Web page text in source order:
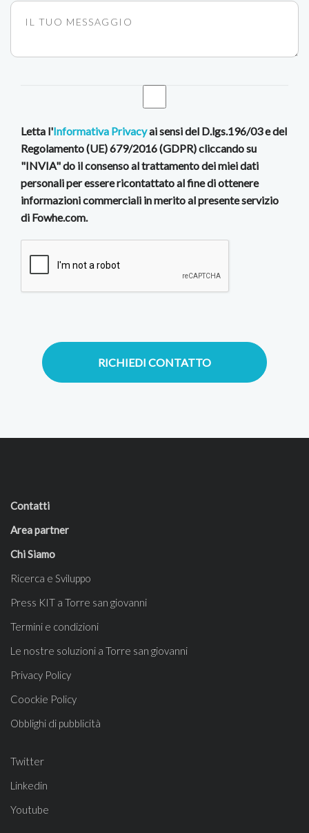
Letta l'Informativa Privacyai sensi del D.lgs.196/03 e del
Regolamento (UE) 679/2016 (GDPR) cliccando su
"INVIA" do il consenso al trattamento dei miei dati
personali per essere ricontattato al fine di ottenere
informazioni commerciali in merito al presente servizio
di Fowhe.com.
RICHIEDI CONTATTO
Contatti
Area partner
Chi Siamo
Ricerca e Sviluppo
Press KIT a Torre san giovanni
Termini e condizioni
Le nostre soluzioni a Torre san giovanni
Privacy Policy
Coockie Policy
Obblighi di pubblicità
Twitter
Linkedin
Youtube